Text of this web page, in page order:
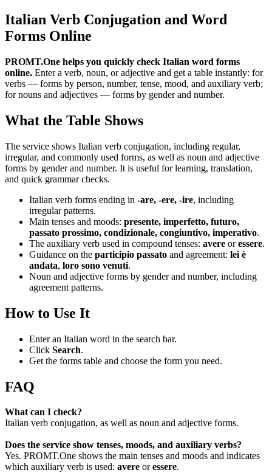
Italian Verb Conjugation and Word
Forms Online
PROMT.One helps you quickly check Italian word forms
online. Enter a verb, noun, or adjective and get a table instantly: for
verbs — forms by person, number, tense, mood, and auxiliary verb;
for nouns and adjectives — forms by gender and number.
What the Table Shows
The service shows Italian verb conjugation, including regular,
irregular, and commonly used forms, as well as noun and adjective
forms by gender and number. It is useful for learning, translation,
and quick grammar checks.
Italian verb forms ending in -are, -ere, -ire, including
irregular patterns.
Main tenses and moods: presente, imperfetto, futuro,
passato prossimo, condizionale, congiuntivo, imperativo.
The auxiliary verb used in compound tenses: avere oressere.
Guidance on the participio passato and agreement: lei è
andata, loro sono venuti.
Noun and adjective forms by gender and number, including
agreement patterns.
How to Use It
Enter an Italian word in the search bar.
Click Search.
Get the forms table and choose the form you need.
FAQ
What can I check?
Italian verb conjugation, as well as noun and adjective forms.
Does the service show tenses, moods, and auxiliary verbs?
Yes. PROMT.One shows the main tenses and moods and indicates
which auxiliary verb is used: avere oressere.